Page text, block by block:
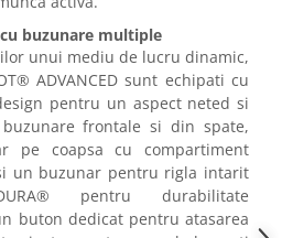
capului
buzunare multiple
unui mediu de lucru dinamic,
ADVANCED sunt echipati cu
pentru un aspect neted si
frontale si din spate,
pe coapsa cu compartiment
un buzunar pentru rigla intarit
pentru durabilitate
buton dedicat pentru atasarea